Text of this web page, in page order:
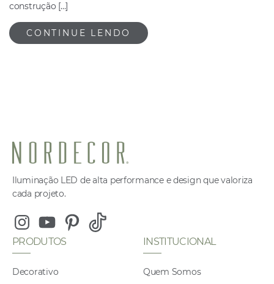
construção […]
CONTINUE LENDO
Iluminação LED de alta performance e design que valoriza
cada projeto.
InstagramYoutubePinterest
Tiktok
PRODUTOS
Decorativo
INSTITUCIONAL
Quem Somos